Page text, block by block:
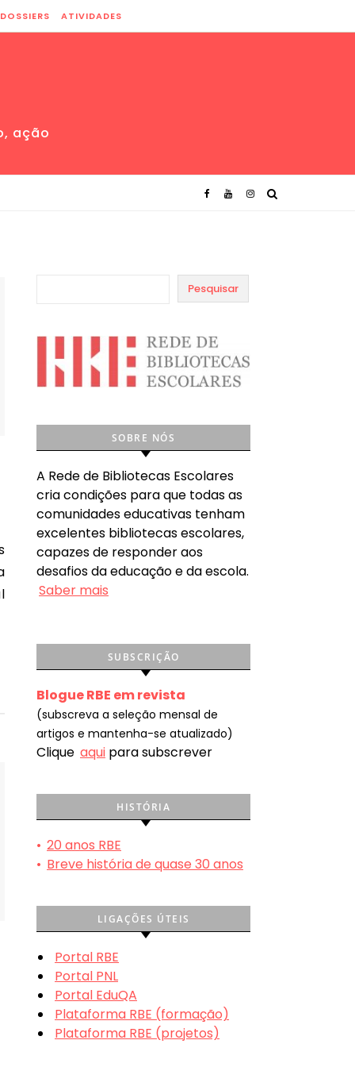
DOSSIERS ATIVIDADES
ação
Pesquisar
SOBRE NÓS
A Rede de Bibliotecas Escolares
cria condições para que todas as
comunidades educativas tenham
excelentes bibliotecas escolares,
capazes de responder aos
desafios da educação e da escola.
Saber mais
SUBSCRIÇÃO
Blogue RBE em revista
(subscreva a seleção mensal de
artigos e mantenha-se atualizado)
Clique aqui para subscrever
HISTÓRIA
• 20 anos RBE
• Breve história de quase 30 anos
LIGAÇÕES ÚTEIS
Portal RBE
Portal PNL
Portal EduQA
Plataforma RBE (formação)
Plataforma RBE (projetos)